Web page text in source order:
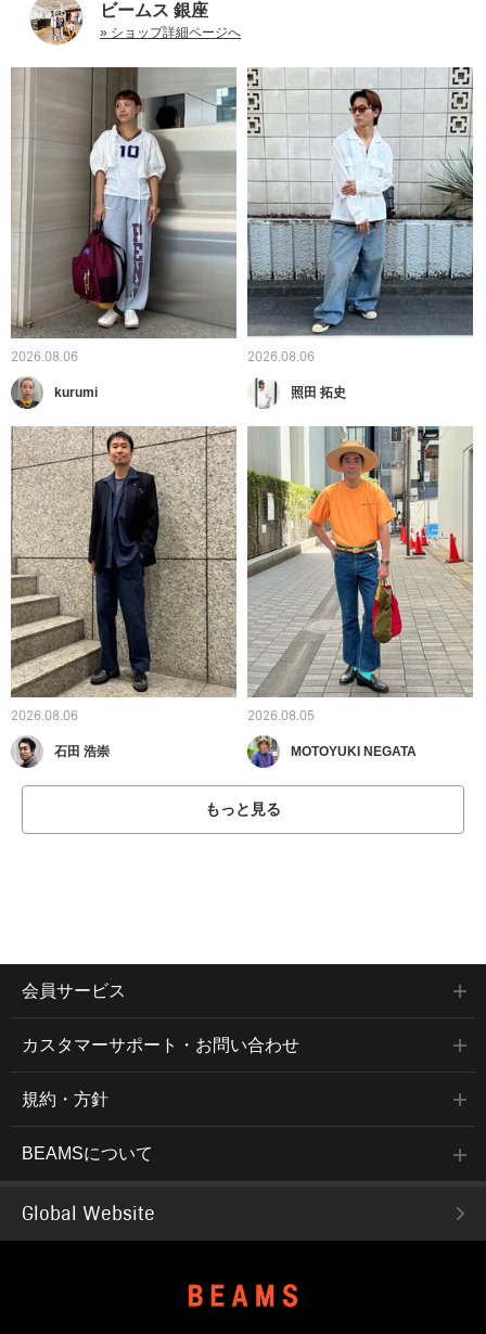
ビームス 銀座
» ショップ詳細ページへ
2026.08.06
kurumi
2026.08.06
照田 拓史
2026.08.06
石田 浩崇
2026.08.05
MOTOYUKI NEGATA
もっと見る
会員サービス
カスタマーサポート・お問い合わせ
規約・方針
BEAMSについて
Global Website